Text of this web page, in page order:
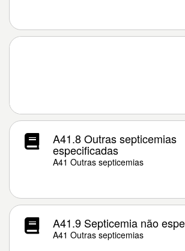
A41.8 Outras septicemias
especificadas
A41 Outras septicemias
A41.9 Septicemia não
A41 Outras septicemias